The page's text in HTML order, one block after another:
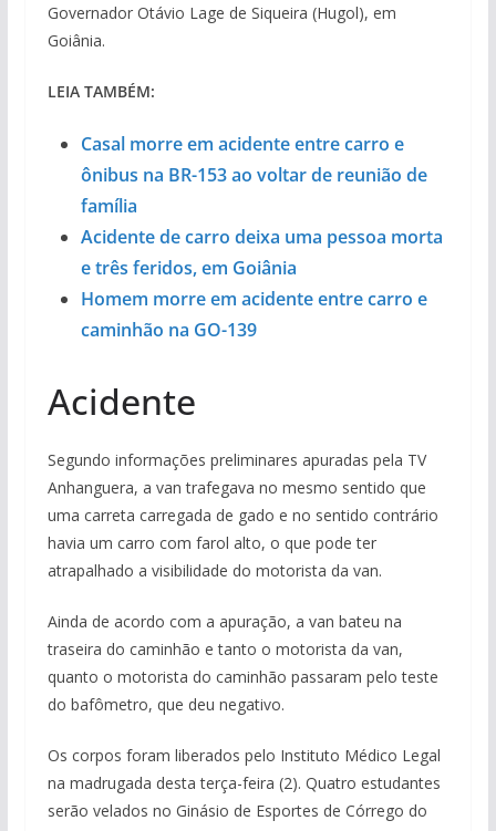
Governador Otávio Lage de Siqueira (Hugol), em
Goiânia.
LEIA TAMBÉM:
Casal morre em acidente entre carro e
ônibus na BR-153 ao voltar de reunião de
família
Acidente de carro deixa uma pessoa morta
e três feridos, em Goiânia
Homem morre em acidente entre carro e
caminhão na GO-139
Acidente
Segundo informações preliminares apuradas pela TV
Anhanguera, a van trafegava no mesmo sentido que
uma carreta carregada de gado e no sentido contrário
havia um carro com farol alto, o que pode ter
atrapalhado a visibilidade do motorista da van.
Ainda de acordo com a apuração, a van bateu na
traseira do caminhão e tanto o motorista da van,
quanto o motorista do caminhão passaram pelo teste
do bafômetro, que deu negativo.
Os corpos foram liberados pelo Instituto Médico Legal
na madrugada desta terça-feira (2). Quatro estudantes
serão velados no Ginásio de Esportes de Córrego do